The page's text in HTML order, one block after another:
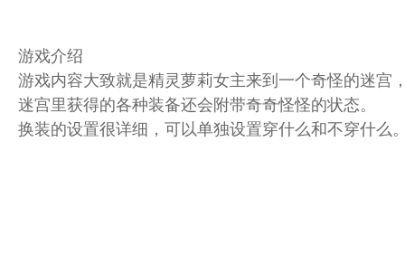
游戏介绍
游戏内容大致就是精灵萝莉女主来到一个奇怪的迷宫
迷宫里获得的各种装备还会附带奇奇怪怪的状态。
换装的设置很详细，可以单独设置穿什么和不穿什么